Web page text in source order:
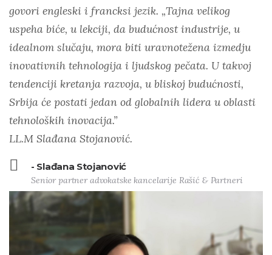
govori engleski i francksi jezik. „Tajna velikog
uspeha biće, u lekciji, da budućnost industrije, u
idealnom slučaju, mora biti uravnotežena izmedju
inovativnih tehnologija i ljudskog pečata. U takvoj
tendenciji kretanja razvoja, u bliskoj budućnosti,
Srbija će postati jedan od globalnih lidera u oblasti
tehnoloških inovacija.”
LL.M Slađana Stojanović.
- Slađana Stojanović
Senior partner advokatske kancelarije Rašić & Partneri